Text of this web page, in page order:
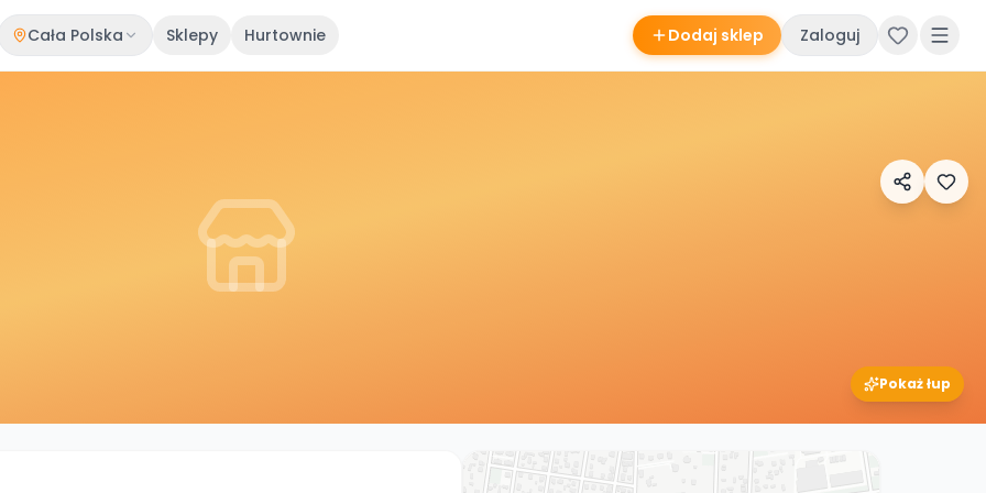
Cała Polska Sklepy Hurtownie Dodaj sklep Zaloguj
Pokaż łup